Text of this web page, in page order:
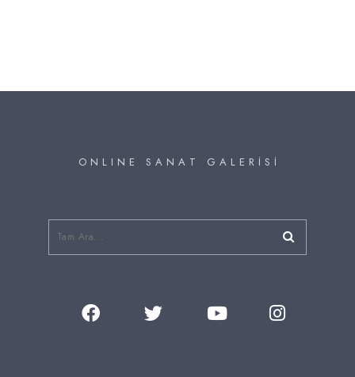
O N L I N E S A N A T G A L E R İ S İ